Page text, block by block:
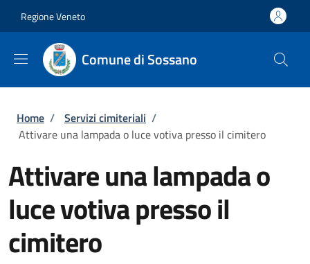
Regione Veneto
Comune di Sossano
Briciole di pane
Home / Servizi cimiteriali /
Attivare una lampada o luce votiva presso il cimitero
Attivare una lampada o
luce votiva presso il
cimitero